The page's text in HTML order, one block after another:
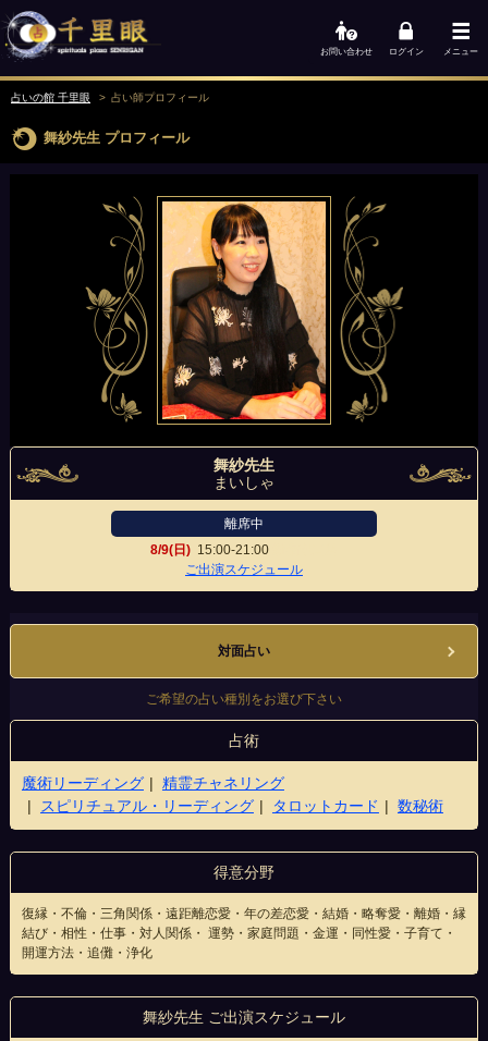
お問い合わせ ログイン メニュー
占いの館 千里眼 占い師プロフィール
舞紗先生 プロフィール
舞紗先生
まいしゃ
離席中
8/9(日) 15:00-21:00
ご出演スケジュール
対面占い
ご希望の占い種別をお選び下さい
占術
魔術リーディング
精霊チャネリング
スピリチュアル・リーディング
タロットカード 数秘術
得意分野
復縁・不倫・三角関係・遠距離恋愛・年の差恋愛・結婚・略奪愛・離婚・縁
結び・相性・仕事・対人関係・ 運勢・家庭問題・金運・同性愛・子育て・
開運方法・追儺・浄化
舞紗先生 ご出演スケジュール